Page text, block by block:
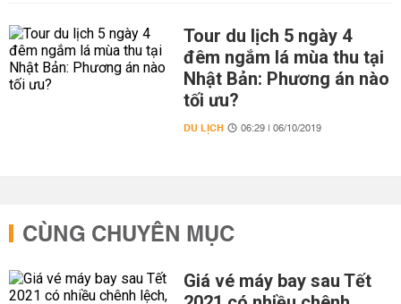
Tour du lịch 5 ngày 4
đêm ngắm lá mùa thu tại
Nhật Bản: Phương án nào
tối ưu?
DU LỊCH 06:29 | 06/10/2019
CÙNG CHUYÊN MỤC
Giá vé máy bay sau Tết